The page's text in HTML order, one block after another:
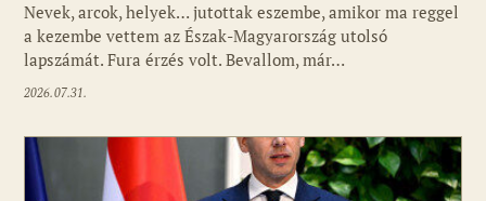
Nevek, arcok, helyek… jutottak eszembe, amikor ma reggel
a kezembe vettem az Észak-Magyarország utolsó
lapszámát. Fura érzés volt. Bevallom, már…
2026.07.31.